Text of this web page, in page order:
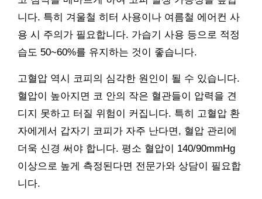
니다. 특히 겨울철 히터 사용이나 여름철 에어컨 사
용 시 주의가 필요합니다. 가습기 사용 등으로 적정
습도 50~60%를 유지하는 것이 좋습니다.
고혈압 역시 코피의 심각한 원인이 될 수 있습니다.
혈압이 높아지면 코 안의 작은 혈관들이 압력을 견
디지 못하고 터질 위험이 커집니다. 특히 고혈압 환
자에게서 갑자기 코피가 자주 난다면, 혈압 관리에
더욱 신경 써야 합니다. 평소 혈압이 140/90mmHg
이상으로 높게 측정된다면 전문가와 상담이 필요합
니다.